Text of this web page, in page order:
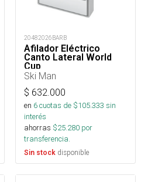
20482026BARB
Afilador Eléctrico
Canto Lateral World
Cup
Ski Man
$ 632.000
en 6cuotas de $105.333 sin
interés
ahorras $25.280 por
transferencia.
Sin stock disponible